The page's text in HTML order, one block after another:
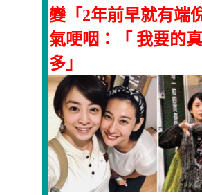
變「2年前早就有端
氣哽咽：「 我要的
多」